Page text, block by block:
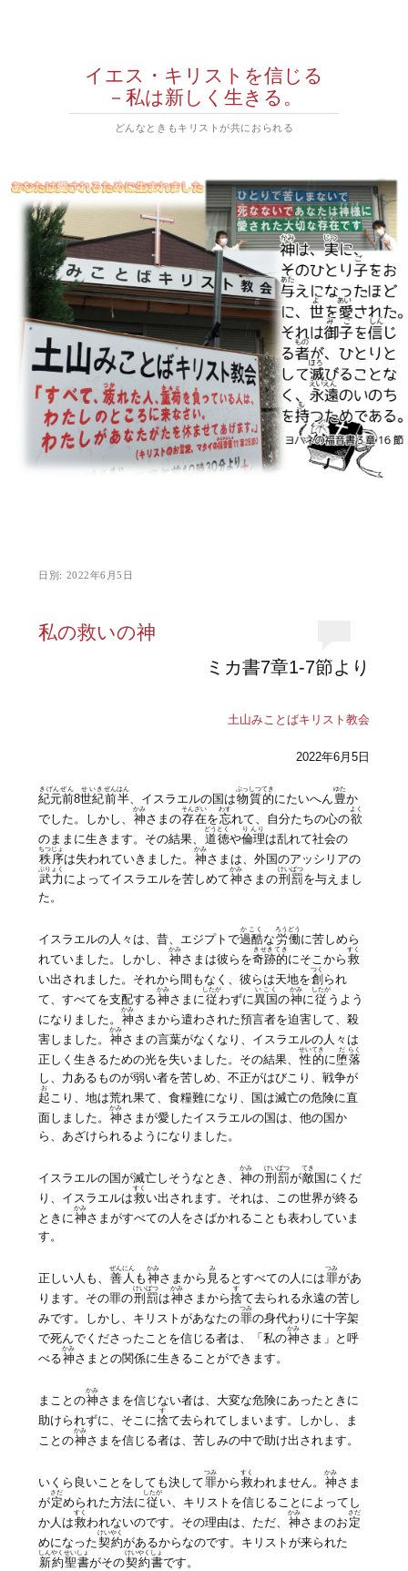
イエス・キリストを信じる
－私は新しく生きる。
どんなときもキリストが共におられる
日別: 2022年6月5日
私の救いの神
ミカ書7章1-7節より
土山みことばキリスト教会
2022年6月5日
紀元前
きげんぜん
8世紀
せいき
前半
ぜんはん
、イスラエルの国は物質的
ぶっしつてき
にたいへん 豊
ゆた
か
でした。しかし、 神
かみ
さまの存在
そんざい
を忘
わす
れて、自分たちの心の欲
よく
のままに生きます。その結果、 道徳
どうとく
や倫理
りんり
は乱れて社会の
秩序
ちつじょ
は失われていきました。 神
かみ
さまは、外国のアッシリアの
武力
ぶりょく
によってイスラエルを苦しめて神
かみ
さまの刑罰
けいばつ
を与えまし
た。
イスラエルの人々は、昔、エジプトで過酷
かこく
な労働
ろうどう
に苦しめら
れていました。しかし、 神
かみ
さまは彼らを奇跡的
きせきてき
にそこから 救
すく
い出されました。それから間もなく、彼らは天地を創
つく
られ
て、すべてを支配する神
かみ
さまに従
したが
わずに異国
いこく
の神
かみ
に従
したが
うよう
になりました。 神
かみ
さまから遣わされた預言者を迫害して、殺
害しました。 神
かみ
さまの言葉がなくなり、イスラエルの人々は
正しく生きるための光を失いました。その結果、性的
せいてき
に堕
だ
落
らく
し、力あるものが弱い者を苦しめ、不正がはびこり、戦争が
起
お
こり、地は荒れ果て、食糧難になり、国は滅亡の危険に直
面しました。 神
かみ
さまが愛したイスラエルの国は、他の国か
ら、あざけられるようになりました。
イスラエルの国が滅亡しそうなとき、 神
かみ
の刑罰
けいばつ
が敵
てき
国にくだ
り、イスラエルは救
すく
い出されます。それは、この世界が終る
ときに神
かみ
さまがすべての人をさばかれることも表わしていま
す。
正しい人も、 善人
ぜんにん
も 神
かみ
さまから 見
み
るとすべての人には罪
つみ
があ
ります。その罪の刑罰
けいばつ
は神
かみ
さまから捨
す
て去られる永遠の苦し
みです。しかし、キリストがあなたの罪
つみ
の身代わりに十字架
で死んでくださったことを信じる者は、「私の神
かみ
さま」と呼
べる神
かみ
さまとの関係に生きることができます。
まことの神
かみ
さまを信じない者は、大変な危険にあったときに
助けられずに、そこに捨
す
て去られてしまいます。しかし、ま
ことの神
かみ
さまを信じる者は、苦しみの中で助け出されます。
いくら良いことをしても決して罪
つみ
から 救
すく
われません。 神
かみ
さま
が定
さだ
められた方法に従
したが
い、キリストを信じることによってし
か人は救
すく
われないのです。その理由は、ただ、 神
かみ
さまのお 定
さだ
めになった契約
けいやく
があるからなのです。キリストが来られた
新約
しんやく
聖書
せいしょ
がその契約書
けいやくしょ
です。